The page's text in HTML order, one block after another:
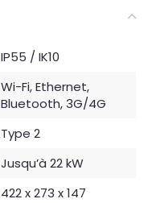
IP55 / IK10
Wi-Fi, Ethernet,
Bluetooth, 3G/4G
Type 2
Jusqu’à 22 kW
422 x 273 x 147